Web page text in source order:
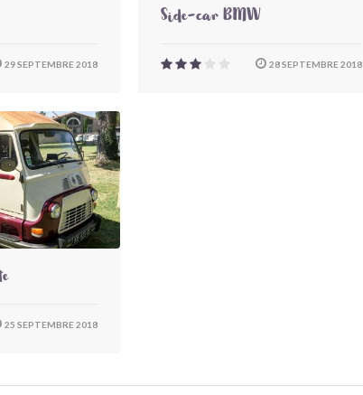
29 SEPTEMBRE 2018
Side-car BMW
28 SEPTEMBRE 2018
25 SEPTEMBRE 2018